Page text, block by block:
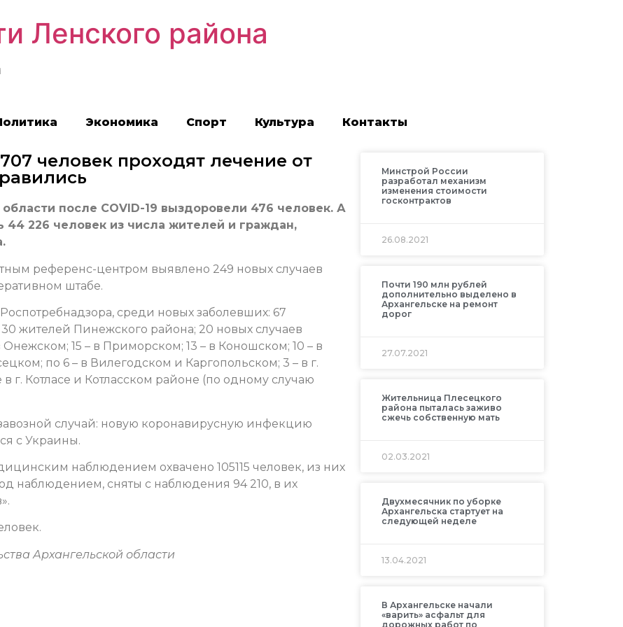
Ленского района
Экономика Спорт Культура Контакты
человек проходят лечение от
после COVID-19 выздоровели 476 человек. А
44 226 человек из числа жителей и граждан,
референс-центром выявлено 249 новых случаев
штабе.
среди новых заболевших: 67
жителей Пинежского района; 20 новых случаев
15 – в Приморском; 13 – в Коношском; 10 – в
по 6 – в Вилегодском и Каргопольском; 3 – в г.
г. Котласе и Котласском районе (по одному случаю
случай: новую коронавирусную инфекцию
с Украины.
наблюдением охвачено 105115 человек, из них
наблюдением, сняты с наблюдения 94 210, в их
Архангельской области
Минстрой России
разработал механизм
изменения стоимости
госконтрактов
26.08.2021
Почти 190 млн рублей
дополнительно выделено в
Архангельске на ремонт
дорог
27.07.2021
Жительница Плесецкого
района пыталась заживо
сжечь собственную мать
02.03.2021
Двухмесячник по уборке
Архангельска стартует на
следующей неделе
13.04.2021
В Архангельске начали
«варить» асфальт для
дорожных работ по